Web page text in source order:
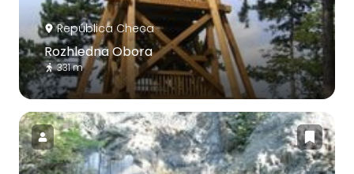
República Checa
Rozhledna Obora
331 m